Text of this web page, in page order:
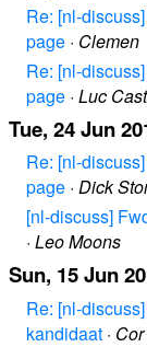
Re: [nl-
page · Clemen
Re: [nl-
page · Luc
Tue, 24 Jun
Re: [nl-
page · Dick
[nl-discuss]
· Leo Moons
Sun, 15 Jun
Re: [nl-
kandidaat ·